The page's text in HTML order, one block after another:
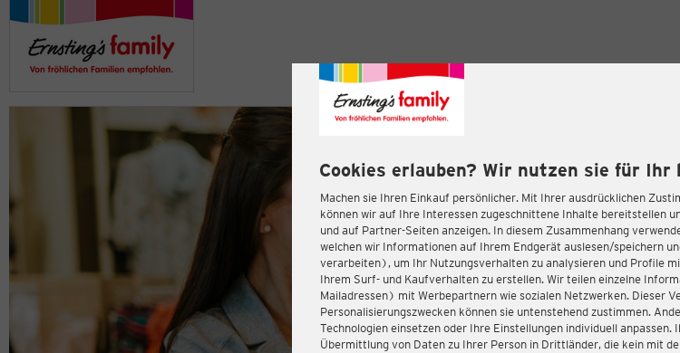
Cookies erlauben? Wir nutzen sie für Ihr
Machen sie Ihren Einkauf persönlicher. Mit Ihrer ausdrücklichen
können wir auf Ihre Interessen zugeschnittene Inhalte bereitstellen
und auf Partner-Seiten anzeigen. In diesem Zusammenhang
welchen wir Informationen auf Ihrem Endgerät auslesen/speichern
verarbeiten), um Ihr Nutzungsverhalten zu analysieren und Profile
Ihrem Surf- und Kaufverhalten zu erstellen. Wir teilen einzelne
Mailadressen) mit Werbepartnern wie sozialen Netzwerken. Dieser
Personalisierungszwecken können sie untenstehend zustimmen.
Technologien einsetzen oder Ihre Einstellungen individuell anpassen.
Übermittlung von Daten zu Ihrer Person in Drittländer, die kein mit